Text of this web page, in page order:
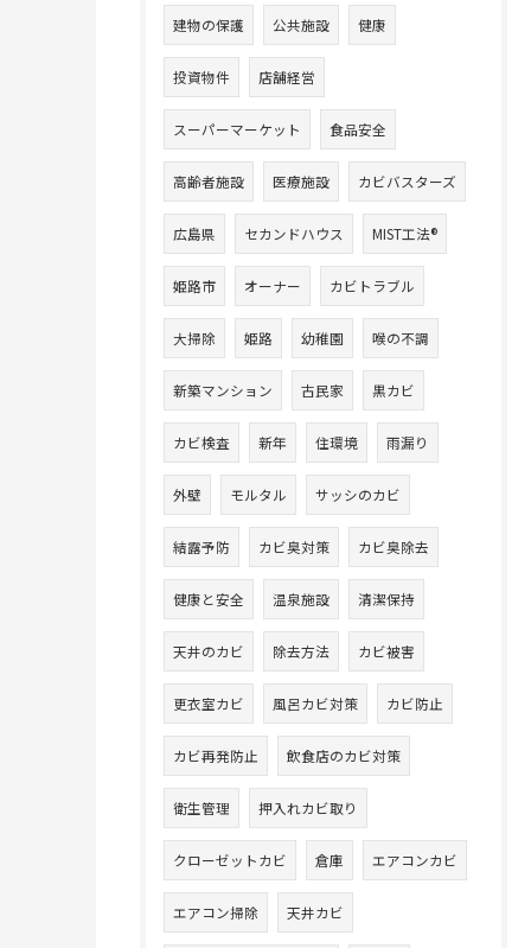
建物の保護 公共施設 健康
投資物件 店舗経営
スーパーマーケット 食品安全
高齢者施設 医療施設 カビバスターズ
広島県 セカンドハウス MIST工法®
姫路市 オーナー カビトラブル
大掃除 姫路 幼稚園 喉の不調
新築マンション 古民家 黒カビ
カビ検査 新年 住環境 雨漏り
外壁 モルタル サッシのカビ
結露予防 カビ臭対策 カビ臭除去
健康と安全 温泉施設 清潔保持
天井のカビ 除去方法 カビ被害
更衣室カビ 風呂カビ対策 カビ防止
カビ再発防止 飲食店のカビ対策
衛生管理 押入れカビ取り
クローゼットカビ 倉庫 エアコンカビ
エアコン掃除 天井カビ